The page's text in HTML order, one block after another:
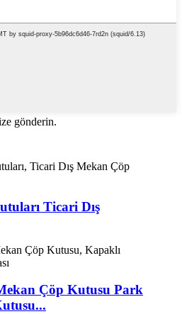
gönderin.
Ticari Dış
Çöp Kutusu Park